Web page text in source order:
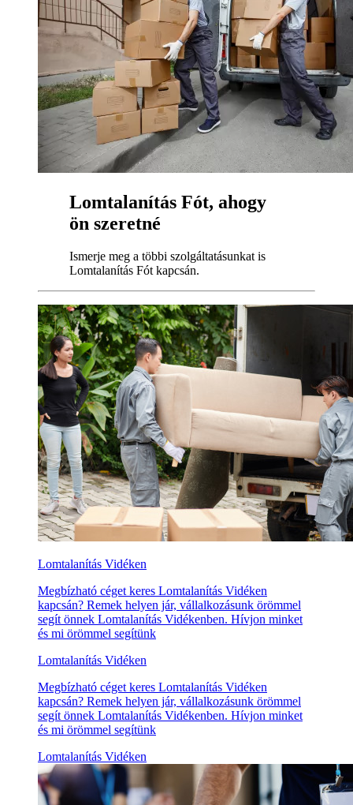
Lomtalanítás Fót, ahogy
ön szeretné
Ismerje meg a többi szolgáltatásunkat is
Lomtalanítás Fót kapcsán.
Lomtalanítás Vidéken
Megbízható céget keres Lomtalanítás Vidéken
kapcsán? Remek helyen jár, vállalkozásunk örömmel
segít önnek Lomtalanítás Vidékenben. Hívjon minket
és mi örömmel segítünk
Lomtalanítás Vidéken
Megbízható céget keres Lomtalanítás Vidéken
kapcsán? Remek helyen jár, vállalkozásunk örömmel
segít önnek Lomtalanítás Vidékenben. Hívjon minket
és mi örömmel segítünk
Lomtalanítás Vidéken